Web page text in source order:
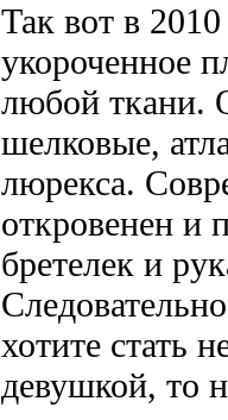
Так вот в
укороченное
любой ткани.
шелковые,
люрекса.
откровенен и
бретелек и
хотите стать
девушкой, то